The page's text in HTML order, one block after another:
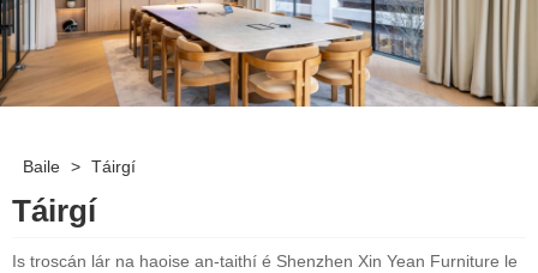
Baile > Táirgí
Táirgí
Is troscán lár na haoise an-taithí é Shenzhen Xin Yean Furniture le